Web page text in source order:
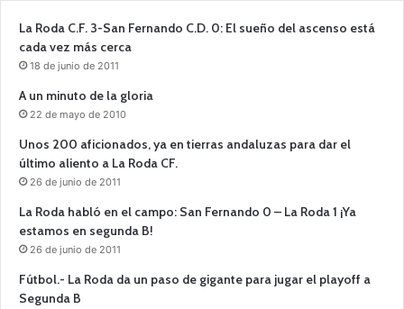
La Roda C.F. 3-San Fernando C.D. 0: El sueño del ascenso está
cada vez más cerca
18 de junio de 2011
A un minuto de la gloria
22 de mayo de 2010
Unos 200 aficionados, ya en tierras andaluzas para dar el
último aliento a La Roda CF.
26 de junio de 2011
La Roda habló en el campo: San Fernando 0 – La Roda 1 ¡Ya
estamos en segunda B!
26 de junio de 2011
Fútbol.- La Roda da un paso de gigante para jugar el playoff a
Segunda B